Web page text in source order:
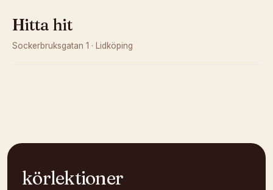
Hitta hit
Sockerbruksgatan 1 · Lidköping
körlektioner